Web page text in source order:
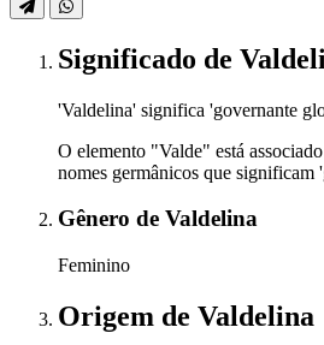
Significado de
'Valdelina' significa 'governante
O elemento "Valde" está
nomes germânicos que significam
Gênero de Valdelina
Feminino
Origem de Valdelina